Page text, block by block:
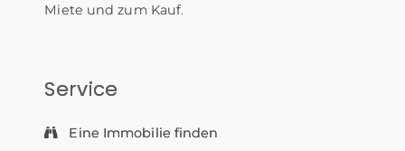
Miete und zum Kauf.
Service
Eine Immobilie finden